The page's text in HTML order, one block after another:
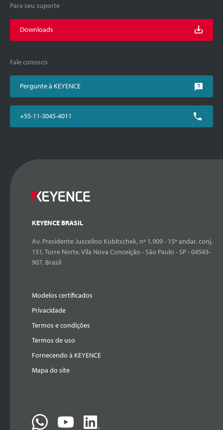
Para seu suporte
Downloads
Fale conosco
Pergunte à KEYENCE
+55-11-3045-4011
KEYENCE BRASIL
Av. Presidente Juscelino Kubitschek, nº 1.909 - 15º andar, conj.
151, Torre Norte, Vila Nova Conceição - São Paulo - SP - 04543-
907, Brasil
Modelos certificados
Privacidade
Termos e condições
Termos de uso
Fornecendo à KEYENCE
Mapa do site